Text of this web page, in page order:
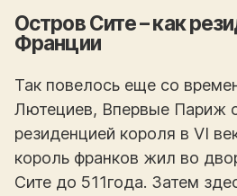
Остров Сите – как
Франции
Так повелось еще со
Лютециев, Впервые Париж
резиденцией короля в VI
король франков жил во
Сите до 511года. Затем